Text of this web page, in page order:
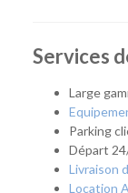
professionnel,
simple et rapide.
des communes
proximité.
Grâce à la
aux stations
Services
Large
Parking
Départ
Livraison
Location